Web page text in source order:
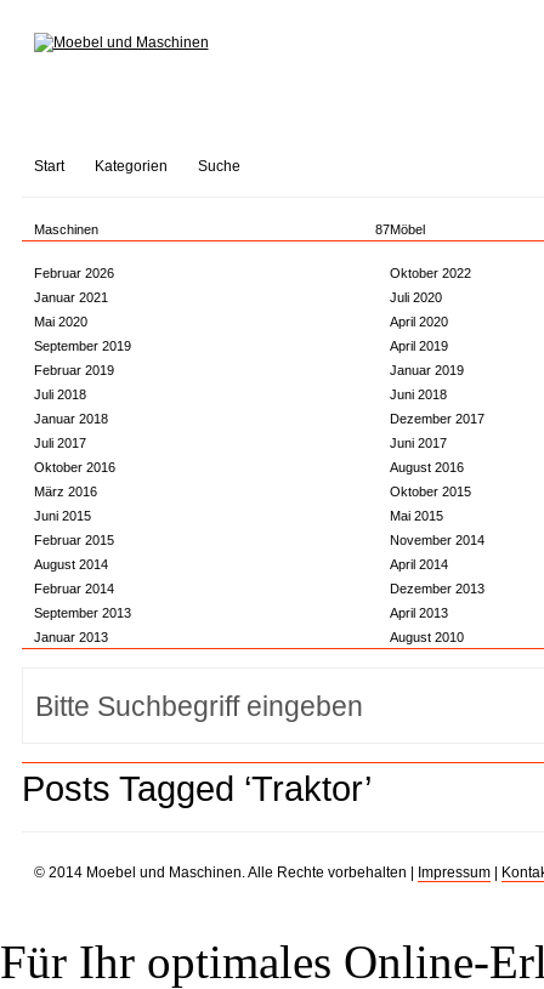
Start Kategorien Suche
Maschinen 87Möbel
Februar 2026
Oktober 2022
Januar 2021
Juli 2020
Mai 2020
April 2020
September 2019
April 2019
Februar 2019
Januar 2019
Juli 2018
Juni 2018
Januar 2018
Dezember 2017
Juli 2017
Juni 2017
Oktober 2016
August 2016
März 2016
Oktober 2015
Juni 2015
Mai 2015
Februar 2015
November 2014
August 2014
April 2014
Februar 2014
Dezember 2013
September 2013
April 2013
Januar 2013
August 2010
Posts Tagged ‘Traktor’
© 2014 Moebel und Maschinen. Alle Rechte vorbehalten | Impressum|
Für Ihr optimales Online-